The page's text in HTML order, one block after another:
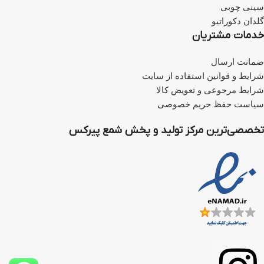
روی این لینک
برای خرید فتیله بر روی
کلیک کنید.
اطلاعات تکمیلی شمع مایع اشکی
سینی چوبی
گلدان دکوراتیو
خدمات مشتریان
ضمانت ارسال
شرایط و قوانین استفاده از سایت
شرایط مرجوعی و تعویض کالا
سیاست حفظ حریم خصوصی
تخصصی‌ترین مرکز تولید و پخش شمع پیرکس